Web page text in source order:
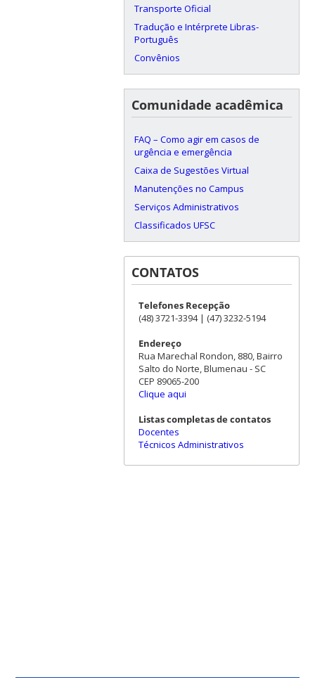
Transporte Oficial
Tradução e Intérprete Libras-
Português
Convênios
Comunidade acadêmica
FAQ – Como agir em casos de
urgência e emergência
Caixa de Sugestões Virtual
Manutenções no Campus
Serviços Administrativos
Classificados UFSC
CONTATOS
Telefones Recepção
(48) 3721-3394 | (47) 3232-5194
Endereço
Rua Marechal Rondon, 880, Bairro
Salto do Norte, Blumenau - SC
CEP 89065-200
Clique aqui
Listas completas de contatos
Docentes
Técnicos Administrativos